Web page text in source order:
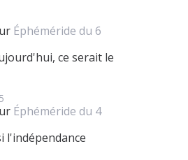
Éphéméride du 6
ce serait le
Éphéméride du 4
l'indépendance